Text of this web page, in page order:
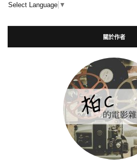
Select Language ▼
關於作者